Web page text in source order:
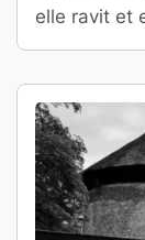
elle ravit et
de culture.
singulière a
atypiques et